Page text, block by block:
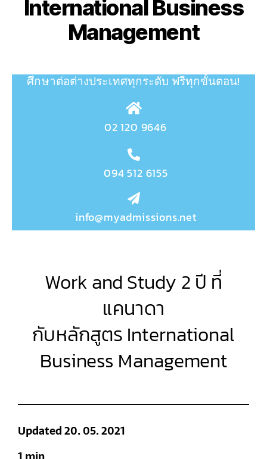
International Business
Management
ศึกษาต่อต่างประเทศทุกระดับ ฟรีทุกขั้นตอน!
02 120 9646
094 512 6155
info@myadmissions.net
Work and Study 2 ปี ที่
แคนาดา
กับหลักสูตร International
Business Management
Updated 20. 05. 2021